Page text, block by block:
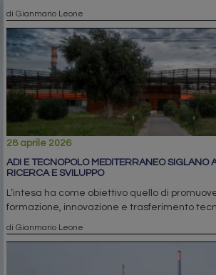
di Gianmario Leone
28 aprile 2026
ADI E TECNOPOLO MEDITERRANEO SIGLANO
RICERCA E SVILUPPO
L’intesa ha come obiettivo quello di
formazione, innovazione e trasferimento
di Gianmario Leone